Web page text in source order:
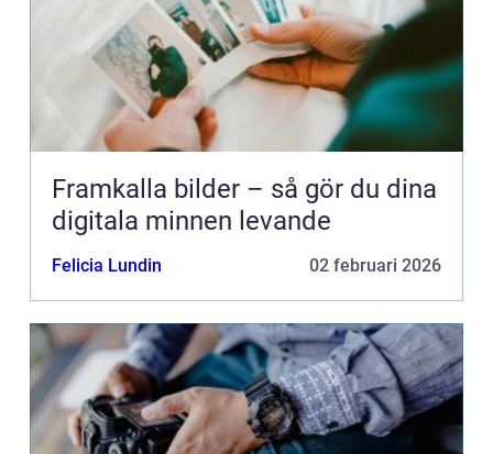
Framkalla bilder – så gör du dina
digitala minnen levande
Felicia Lundin 02 februari 2026